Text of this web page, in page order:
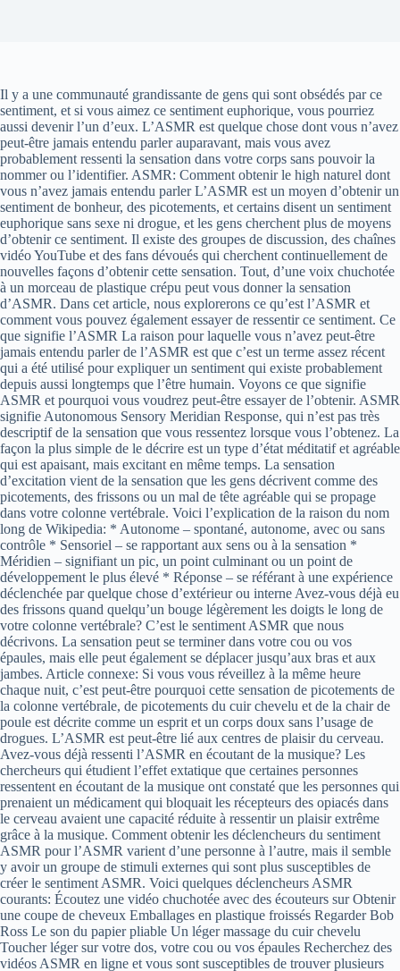
Il y a une communauté grandissante de gens qui sont obsédés par ce
sentiment, et si vous aimez ce sentiment euphorique, vous pourriez
aussi devenir l’un d’eux. L’ASMR est quelque chose dont vous n’avez
peut-être jamais entendu parler auparavant, mais vous avez
probablement ressenti la sensation dans votre corps sans pouvoir la
nommer ou l’identifier. ASMR: Comment obtenir le high naturel dont
vous n’avez jamais entendu parler L’ASMR est un moyen d’obtenir un
sentiment de bonheur, des picotements, et certains disent un sentiment
euphorique sans sexe ni drogue, et les gens cherchent plus de moyens
d’obtenir ce sentiment. Il existe des groupes de discussion, des chaînes
vidéo YouTube et des fans dévoués qui cherchent continuellement de
nouvelles façons d’obtenir cette sensation. Tout, d’une voix chuchotée
à un morceau de plastique crépu peut vous donner la sensation
d’ASMR. Dans cet article, nous explorerons ce qu’est l’ASMR et
comment vous pouvez également essayer de ressentir ce sentiment. Ce
que signifie l’ASMR La raison pour laquelle vous n’avez peut-être
jamais entendu parler de l’ASMR est que c’est un terme assez récent
qui a été utilisé pour expliquer un sentiment qui existe probablement
depuis aussi longtemps que l’être humain. Voyons ce que signifie
ASMR et pourquoi vous voudrez peut-être essayer de l’obtenir. ASMR
signifie Autonomous Sensory Meridian Response, qui n’est pas très
descriptif de la sensation que vous ressentez lorsque vous l’obtenez. La
façon la plus simple de le décrire est un type d’état méditatif et agréable
qui est apaisant, mais excitant en même temps. La sensation
d’excitation vient de la sensation que les gens décrivent comme des
picotements, des frissons ou un mal de tête agréable qui se propage
dans votre colonne vertébrale. Voici l’explication de la raison du nom
long de Wikipedia: * Autonome – spontané, autonome, avec ou sans
contrôle * Sensoriel – se rapportant aux sens ou à la sensation *
Méridien – signifiant un pic, un point culminant ou un point de
développement le plus élevé * Réponse – se référant à une expérience
déclenchée par quelque chose d’extérieur ou interne Avez-vous déjà eu
des frissons quand quelqu’un bouge légèrement les doigts le long de
votre colonne vertébrale? C’est le sentiment ASMR que nous
décrivons. La sensation peut se terminer dans votre cou ou vos
épaules, mais elle peut également se déplacer jusqu’aux bras et aux
jambes. Article connexe: Si vous vous réveillez à la même heure
chaque nuit, c’est peut-être pourquoi cette sensation de picotements de
la colonne vertébrale, de picotements du cuir chevelu et de la chair de
poule est décrite comme un esprit et un corps doux sans l’usage de
drogues. L’ASMR est peut-être lié aux centres de plaisir du cerveau.
Avez-vous déjà ressenti l’ASMR en écoutant de la musique? Les
chercheurs qui étudient l’effet extatique que certaines personnes
ressentent en écoutant de la musique ont constaté que les personnes qui
prenaient un médicament qui bloquait les récepteurs des opiacés dans
le cerveau avaient une capacité réduite à ressentir un plaisir extrême
grâce à la musique. Comment obtenir les déclencheurs du sentiment
ASMR pour l’ASMR varient d’une personne à l’autre, mais il semble
y avoir un groupe de stimuli externes qui sont plus susceptibles de
créer le sentiment ASMR. Voici quelques déclencheurs ASMR
courants: Écoutez une vidéo chuchotée avec des écouteurs sur Obtenir
une coupe de cheveux Emballages en plastique froissés Regarder Bob
Ross Le son du papier pliable Un léger massage du cuir chevelu
Toucher léger sur votre dos, votre cou ou vos épaules Recherchez des
vidéos ASMR en ligne et vous sont susceptibles de trouver plusieurs